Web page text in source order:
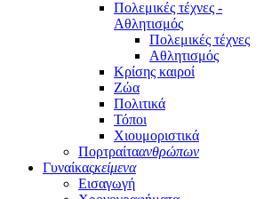
Πολεμικές τέχνες -
Αθλητισμός
Πολεμικές τέχνες
Αθλητισμός
Κρίσης καιροί
Ζώα
Πολιτικά
Τόποι
Χιουμοριστικά
Πορτραίταανθρώπων
Γυναίκαςκείμενα
Εισαγωγή